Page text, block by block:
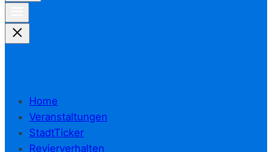
Home
Veranstaltungen
StadtTicker
Revierverhalten